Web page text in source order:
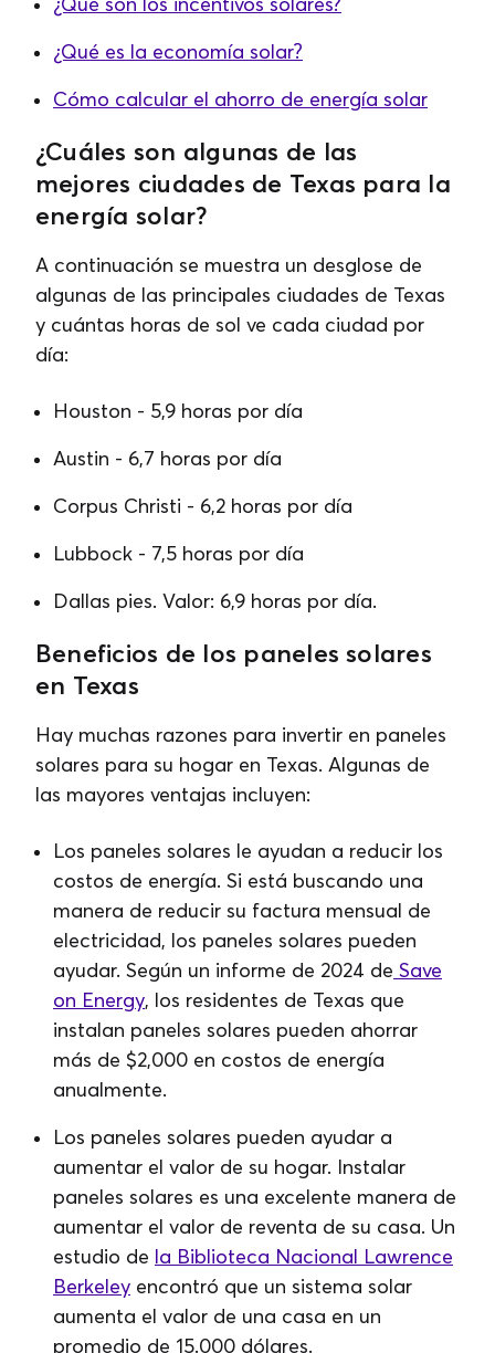
¿Qué es la economía solar?
Cómo calcular el ahorro de energía solar
¿Cuáles son algunas de las
mejores ciudades de Texas para la
energía solar?
A continuación se muestra un desglose de
algunas de las principales ciudades de Texas
y cuántas horas de sol ve cada ciudad por
día:
Houston - 5,9 horas por día
Austin - 6,7 horas por día
Corpus Christi - 6,2 horas por día
Lubbock - 7,5 horas por día
Dallas pies. Valor: 6,9 horas por día.
Beneficios de los paneles solares
en Texas
Hay muchas razones para invertir en paneles
solares para su hogar en Texas. Algunas de
las mayores ventajas incluyen:
Los paneles solares le ayudan a reducir los
costos de energía. Si está buscando una
manera de reducir su factura mensual de
electricidad, los paneles solares pueden
ayudar. Según un informe de 2024 de Save
on Energy, los residentes de Texas que
instalan paneles solares pueden ahorrar
más de $2,000 en costos de energía
anualmente.
Los paneles solares pueden ayudar a
aumentar el valor de su hogar. Instalar
paneles solares es una excelente manera de
aumentar el valor de reventa de su casa. Un
estudio de la Biblioteca Nacional Lawrence
Berkeley encontró que un sistema solar
aumenta el valor de una casa en un
promedio de 15.000 dólares.